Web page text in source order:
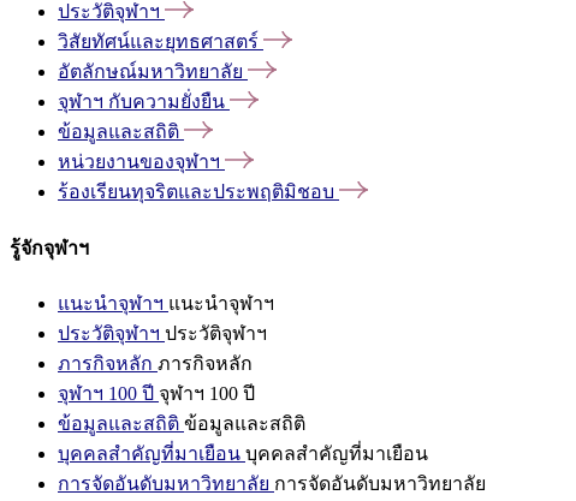
ประวัติจุฬาฯ
วิสัยทัศน์และยุทธศาสตร์
อัตลักษณ์มหาวิทยาลัย
จุฬาฯ กับความยั่งยืน
ข้อมูลและสถิติ
หน่วยงานของจุฬาฯ
ร้องเรียนทุจริตและประพฤติมิชอบ
รู้จักจุฬาฯ
แนะนำจุฬาฯ แนะนำจุฬาฯ
ประวัติจุฬาฯ ประวัติจุฬาฯ
ภารกิจหลัก ภารกิจหลัก
จุฬาฯ 100 ปี จุฬาฯ 100 ปี
ข้อมูลและสถิติ ข้อมูลและสถิติ
บุคคลสำคัญที่มาเยือน บุคคลสำคัญที่มาเยือน
การจัดอันดับมหาวิทยาลัย การจัดอันดับมหาวิทยาลัย